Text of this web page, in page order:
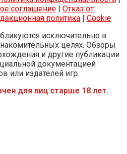
соглашение| Отказ от
политика| Cookie
исключительно в
целях. Обзоры
и другие публикации
документацией
или издателей игр.
для лиц старше 18 лет.